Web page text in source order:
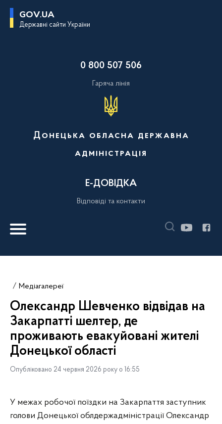
GOV.UA
Державні сайти України
0 800 507 506
Гаряча лінія
Донецька обласна державна
адміністрація
Е-ДОВІДКА
Відповіді та контакти
Медіагалереї
Олександр Шевченко відвідав на
Закарпатті шелтер, де
проживають евакуйовані жителі
Донецької області
Опубліковано 24 червня 2026 року о 16:55
У межах робочої поїздки на Закарпаття заступник
голови Донецької облдержадміністрації Олександр